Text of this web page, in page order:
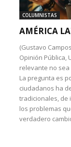
COLUMNISTAS
AMÉRICA
(Gustavo
Opinión Pública,
relevante no sea
La pregunta es
ciudadanos ha
tradicionales, de
los problemas
verdadero